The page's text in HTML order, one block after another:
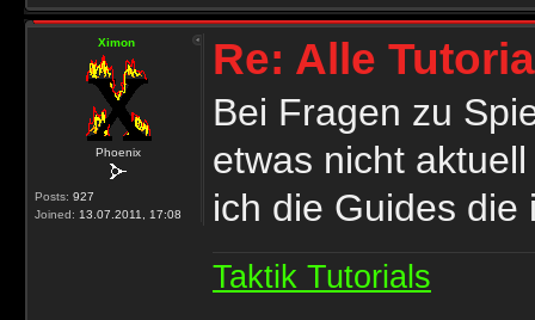
Ximon
Phoenix
Posts: 927
Joined: 13.07.2011, 17:08
Re: Alle
Bei Fragen zu
etwas nicht
ich die Guides
Taktik Tutorials